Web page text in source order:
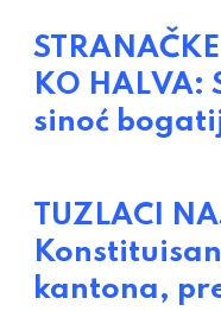
KO HALVA:
sinoć
TUZLACI
kantona,